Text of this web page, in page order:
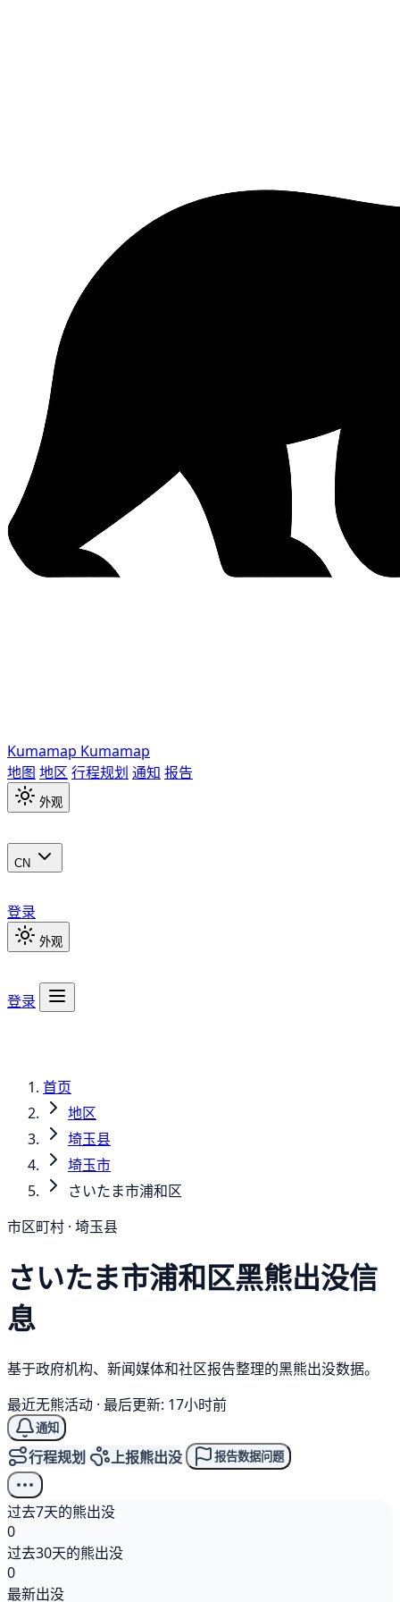
Kumamap Kumamap
地图 地区 行程规划 通知 报告
外观
CN
登录
外观
登录
首页
地区
埼玉县
埼玉市
さいたま市浦和区
市区町村 · 埼玉县
さいたま市浦和区黑熊出没信
息
基于政府机构、新闻媒体和社区报告整理的黑熊出没数据。
最近无熊活动 · 最后更新: 17小时前
通知
行程规划 上报熊出没 报告数据问题
过去7天的熊出没
0
过去30天的熊出没
0
最新出没